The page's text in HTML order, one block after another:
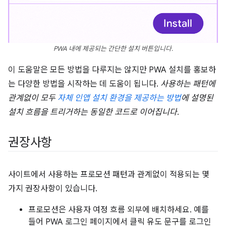
PWA 내에 제공되는 간단한 설치 버튼입니다.
이 도움말은 모든 방법을 다루지는 않지만 PWA 설치를 홍보하
는 다양한 방법을 시작하는 데 도움이 됩니다. 사용하는 패턴에
관계없이 모두 자체 인앱 설치 환경을 제공하는 방법에 설명된
설치 흐름을 트리거하는 동일한 코드로 이어집니다.
권장사항
사이트에서 사용하는 프로모션 패턴과 관계없이 적용되는 몇
가지 권장사항이 있습니다.
프로모션은 사용자 여정 흐름 외부에 배치하세요. 예를
들어 PWA 로그인 페이지에서 클릭 유도 문구를 로그인